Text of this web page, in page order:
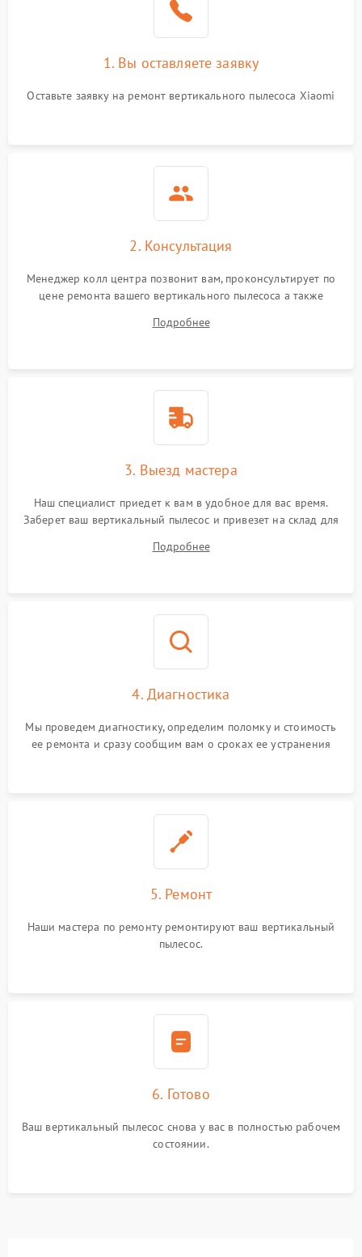
1. Вы оставляете заявку
Оставьте заявку на ремонт вертикального пылесоса Xiaomi
2. Консультация
Менеджер колл центра позвонит вам, проконсультирует по
цене ремонта вашего вертикального пылесоса а также
Подробнее
3. Выезд мастера
Наш специалист приедет к вам в удобное для вас время.
Заберет ваш вертикальный пылесос и привезет на склад для
Подробнее
4. Диагностика
Мы проведем диагностику, определим поломку и стоимость
ее ремонта и сразу сообщим вам о сроках ее устранения
5. Ремонт
Наши мастера по ремонту ремонтируют ваш вертикальный
пылесос.
6. Готово
Ваш вертикальный пылесос снова у вас в полностью рабочем
состоянии.